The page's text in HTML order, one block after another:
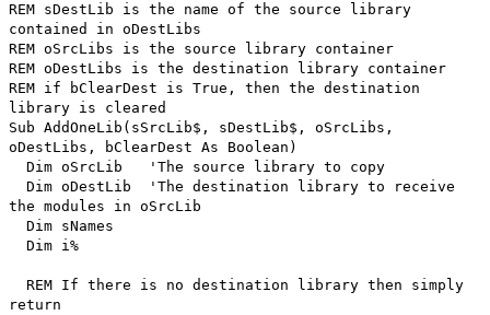
REM sDestLib is the name of the source library
contained in oDestLibs
REM oSrcLibs is the source library container
REM oDestLibs is the destination library container
REM if bClearDest is True, then the destination
library is cleared
Sub AddOneLib(sSrcLib$, sDestLib$, oSrcLibs,
oDestLibs, bClearDest As Boolean)
Dim oSrcLib 'The source library to copy
Dim oDestLib 'The destination library to receive
the modules in oSrcLib
Dim sNames
Dim i%
REM If there is no destination library then simply
return